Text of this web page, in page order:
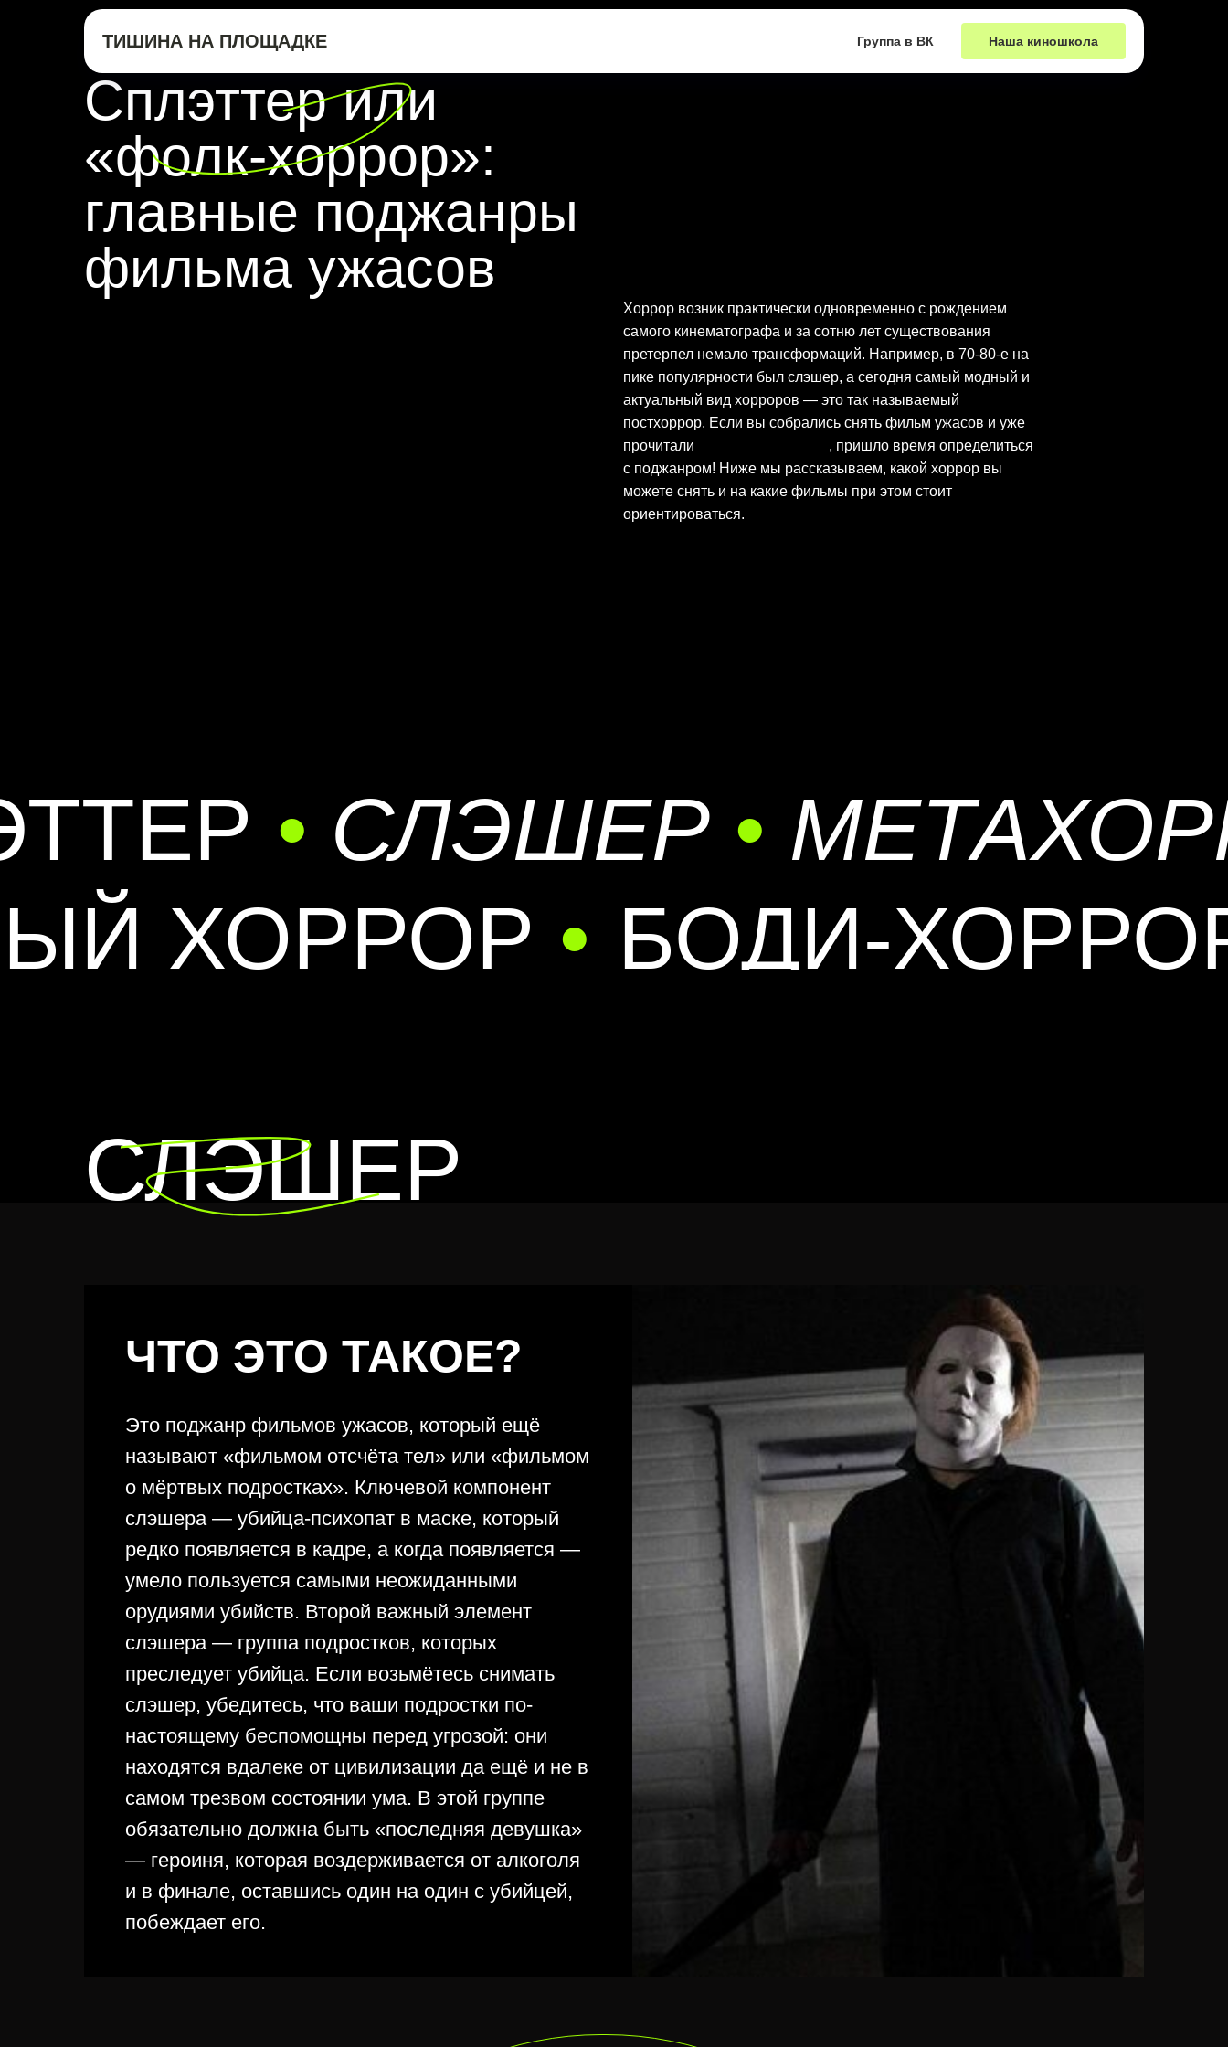
ТИШИНА НА ПЛОЩАДКЕ Группа в ВК Наша киношкола
Хоррор возник практически одновременно с рождением
самого кинематографа и за сотню лет существования
претерпел немало трансформаций. Например, в 70-80-е на
пике популярности был слэшер, а сегодня самый модный и
актуальный вид хорроров — это так называемый
постхоррор. Если вы собрались снять фильм ужасов и уже
прочитали
, пришло время определиться
с поджанром! Ниже мы рассказываем, какой хоррор вы
можете снять и на какие фильмы при этом стоит
ориентироваться.
Сплэттер или
«фолк-хоррор»:
главные поджанры
фильма ужасов
СЛЭШЕР •
•
ХОРРОР • БОДИ-
СЛЭШЕР
ЧТО ЭТО ТАКОЕ?
Это поджанр фильмов ужасов, который ещё
называют «фильмом отсчёта тел» или «фильмом
о мёртвых подростках». Ключевой компонент
слэшера — убийца-психопат в маске, который
редко появляется в кадре, а когда появляется —
умело пользуется самыми неожиданными
орудиями убийств. Второй важный элемент
слэшера — группа подростков, которых
преследует убийца. Если возьмётесь снимать
слэшер, убедитесь, что ваши подростки по-
настоящему беспомощны перед угрозой: они
находятся вдалеке от цивилизации да ещё и не в
самом трезвом состоянии ума. В этой группе
обязательно должна быть «последняя девушка»
— героиня, которая воздерживается от алкоголя
и в финале, оставшись один на один с убийцей,
побеждает его.